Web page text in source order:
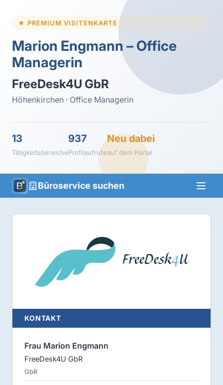
★ PREMIUM VISITENKARTE
Marion Engmann – Office
Managerin
FreeDesk4U GbR
Höhenkirchen · Office Managerin
13
Tätigkeitsbereiche
937
Profilaufrufe
Neu dabei
auf dem Portal
Büroservice suchen
KONTAKT
Frau Marion Engmann
FreeDesk4U GbR
GbR